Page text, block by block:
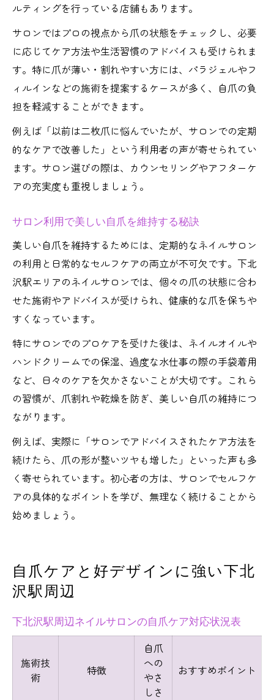
ルティングを行っている店舗もあります。
サロンではプロの視点から爪の状態をチェックし、必要
に応じてケア方法や生活習慣のアドバイスも受けられま
す。特に爪が薄い・割れやすい方には、パラジェルやフ
ィルインなどの施術を提案するケースが多く、自爪の負
担を軽減することができます。
例えば「以前は二枚爪に悩んでいたが、サロンでの定期
的なケアで改善した」という利用者の声が寄せられてい
ます。サロン選びの際は、カウンセリングやアフターケ
アの充実度も重視しましょう。
サロン利用で美しい自爪を維持する秘訣
美しい自爪を維持するためには、定期的なネイルサロン
の利用と日常的なセルフケアの両立が不可欠です。下北
沢駅エリアのネイルサロンでは、個々の爪の状態に合わ
せた施術やアドバイスが受けられ、健康的な爪を保ちや
すくなっています。
特にサロンでのプロケアを受けた後は、ネイルオイルや
ハンドクリームでの保湿、過度な水仕事の際の手袋着用
など、日々のケアを欠かさないことが大切です。これら
の習慣が、爪割れや乾燥を防ぎ、美しい自爪の維持につ
ながります。
例えば、実際に「サロンでアドバイスされたケア方法を
続けたら、爪の形が整いツヤも増した」といった声も多
く寄せられています。初心者の方は、サロンでセルフケ
アの具体的なポイントを学び、無理なく続けることから
始めましょう。
自爪ケアと好デザインに強い下北
沢駅周辺
下北沢駅周辺ネイルサロンの自爪ケア対応状況表
施術技
術
特徴
自爪
への
やさ
しさ
おすすめポイント